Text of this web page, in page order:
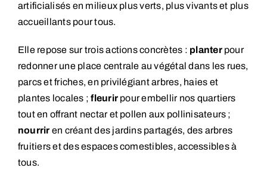
artificialisés en milieux plus verts, plus vivants et plus
accueillants pour tous.
Elle repose sur trois actions concrètes : planterpour
redonner une place centrale au végétal dans les rues,
parcs et friches, en privilégiant arbres, haies et
plantes locales ;fleurir pour embellir nos quartiers
tout en offrant nectar et pollen aux pollinisateurs ;
nourrir en créant des jardins partagés, des arbres
fruitiers et des espaces comestibles, accessibles à
tous.